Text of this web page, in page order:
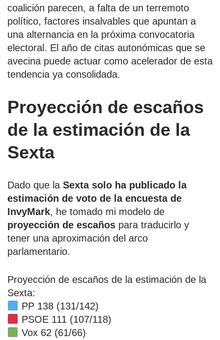
coalición parecen, a falta de un terremoto
político, factores insalvables que apuntan a
una alternancia en la próxima convocatoria
electoral. El año de citas autonómicas que se
avecina puede actuar como acelerador de esta
tendencia ya consolidada.
Proyección de escaños
de la estimación de la
Sexta
Dado que la Sexta solo ha publicado la
estimación de voto de la encuesta de
InvyMark, he tomado mi modelo de
proyección de escaños para traducirlo y
tener una aproximación del arco
parlamentario.
Proyección de escaños de la estimación de la
Sexta:
PP 138 (131/142)
PSOE 111 (107/118)
Vox 62 (61/66)